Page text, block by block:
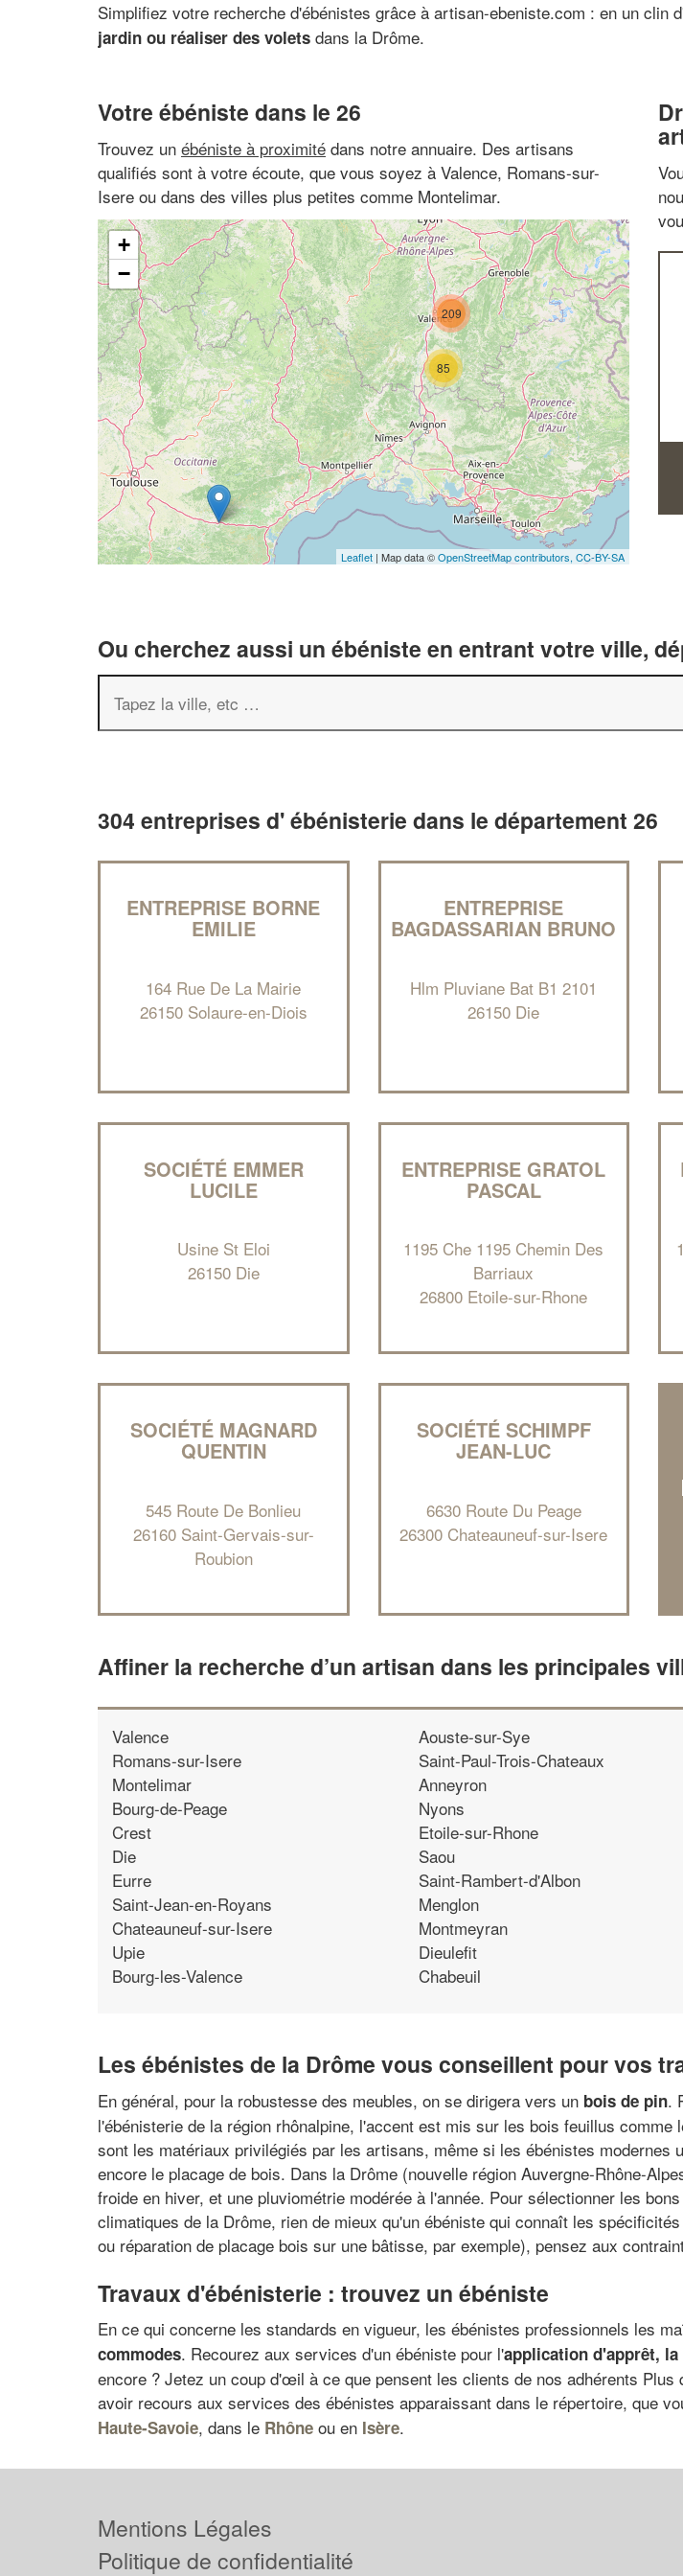
Simplifiez votre recherche d'ébénistes grâce à artisan-ebeniste.com : en un clin
jardin ou réaliser des volets dans la Drôme.
Votre ébéniste dans le 26
Trouvez un ébéniste à proximité dans notre annuaire. Des artisans
qualifiés sont à votre écoute, que vous soyez à Valence, Romans-sur-
Isere ou dans des villes plus petites comme Montelimar.
85
209
+
−
Leaflet | Map data ©OpenStreetMap contributors, CC-BY-SA
Ou cherchez aussi un ébéniste en entrant votre ville,
304 entreprises d' ébénisterie dans le département 26
ENTREPRISE BORNE
EMILIE
164 Rue De La Mairie
26150 Solaure-en-Diois
ENTREPRISE
BAGDASSARIAN BRUNO
Hlm Pluviane Bat B1 2101
26150 Die
SOCIÉTÉ EMMER
LUCILE
Usine St Eloi
26150 Die
ENTREPRISE GRATOL
PASCAL
1195 Che 1195 Chemin Des
Barriaux
26800 Etoile-sur-Rhone
SOCIÉTÉ MAGNARD
QUENTIN
545 Route De Bonlieu
26160 Saint-Gervais-sur-
Roubion
SOCIÉTÉ SCHIMPF
JEAN-LUC
6630 Route Du Peage
26300 Chateauneuf-sur-Isere
Affiner la recherche d’un artisan dans les principales
Valence
Romans-sur-Isere
Montelimar
Bourg-de-Peage
Crest
Die
Eurre
Saint-Jean-en-Royans
Chateauneuf-sur-Isere
Upie
Bourg-les-Valence
Aouste-sur-Sye
Saint-Paul-Trois-Chateaux
Anneyron
Nyons
Etoile-sur-Rhone
Saou
Saint-Rambert-d'Albon
Menglon
Montmeyran
Dieulefit
Chabeuil
Les ébénistes de la Drôme vous conseillent pour vos
En général, pour la robustesse des meubles, on se dirigera vers un bois de pin.
l'ébénisterie de la région rhônalpine, l'accent est mis sur les bois feuillus
sont les matériaux privilégiés par les artisans, même si les ébénistes
encore le placage de bois. Dans la Drôme (nouvelle région Auvergne-Rhône-
froide en hiver, et une pluviométrie modérée à l'année. Pour sélectionner les
climatiques de la Drôme, rien de mieux qu'un ébéniste qui connaît les
ou réparation de placage bois sur une bâtisse, par exemple), pensez aux
Travaux d'ébénisterie : trouvez un ébéniste
En ce qui concerne les standards en vigueur, les ébénistes professionnels les
commodes. Recourez aux services d'un ébéniste pour l'application d'apprêt, la
encore ? Jetez un coup d'œil à ce que pensent les clients de nos adhérents
avoir recours aux services des ébénistes apparaissant dans le répertoire, que
Haute-Savoie, dans le Rhône ou en Isère.
Mentions Légales
Politique de confidentialité